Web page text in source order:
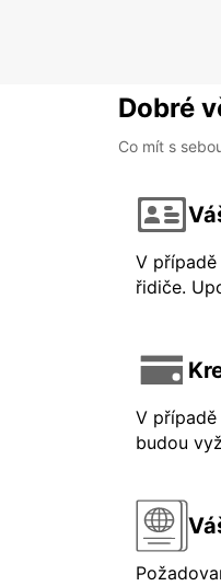
VIBY J -
Dobré
Co mít s
V
řidiče.
V
budou